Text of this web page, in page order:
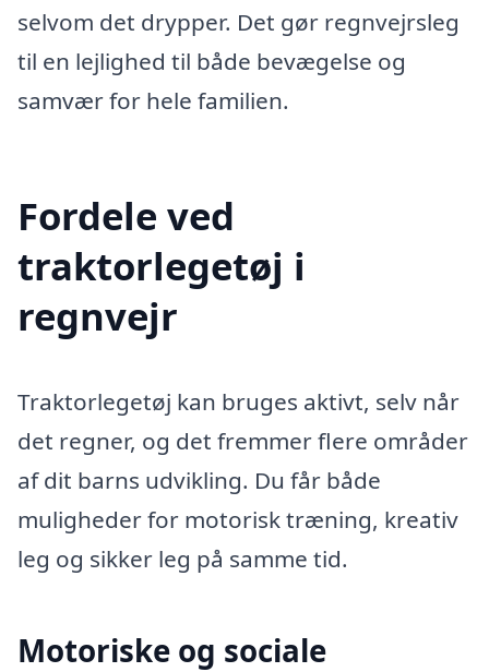
selvom det drypper. Det gør regnvejrsleg
til en lejlighed til både bevægelse og
samvær for hele familien.
Fordele ved
traktorlegetøj i
regnvejr
Traktorlegetøj kan bruges aktivt, selv når
det regner, og det fremmer flere områder
af dit barns udvikling. Du får både
muligheder for motorisk træning, kreativ
leg og sikker leg på samme tid.
Motoriske og sociale